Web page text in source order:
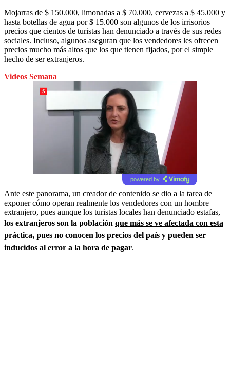
Mojarras de $ 150.000, limonadas a $ 70.000, cervezas a $ 45.000 y
hasta botellas de agua por $ 15.000 son algunos de los irrisorios
precios que cientos de turistas han denunciado a través de sus redes
sociales. Incluso, algunos aseguran que los vendedores les ofrecen
precios mucho más altos que los que tienen fijados, por el simple
hecho de ser extranjeros.
Videos Semana
powered by
Ante este panorama, un creador de contenido se dio a la tarea de
exponer cómo operan realmente los vendedores con un hombre
extranjero, pues aunque los turistas locales han denunciado estafas,
los extranjeros son la población que más se ve afectada con esta
práctica, pues no conocen los precios del país y pueden ser
inducidos al error a la hora de pagar.